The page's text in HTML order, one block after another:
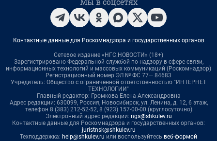
Контактные данные для Роскомнадзора и государственных органов
Сетевое издание «НГС.НОВОСТИ» (18+)
Зарегистрировано Федеральной службой по надзору в сфере связи,
информационных технологий и массовых коммуникаций (Роскомнадзор)
Регистрационный номер ЭЛ № ФС 77— 84683
Учредитель: Общество с ограниченной ответственностью "ИНТЕРНЕТ
ТЕХНОЛОГИИ"
Главный редактор: Громкова Елена Александровна
Адрес редакции: 630099, Россия, Новосибирск, ул. Ленина, д. 12, 6 этаж,
телефон 8 (383) 212-52-52, 8 (923) 157-00-00 (круглосуточно)
Электронный адрес редакции: ngs@shkulev.ru
Контактные данные для Роскомнадзора и государственных органов:
juristnsk@shkulev.ru
Техподдержка: help@shkulev.ru или воспользуйтесь веб-формой